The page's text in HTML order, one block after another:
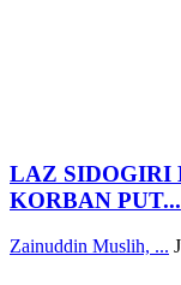
LAZ SIDOGIRI
KORBAN PUT...
Zainuddin Muslih, ...